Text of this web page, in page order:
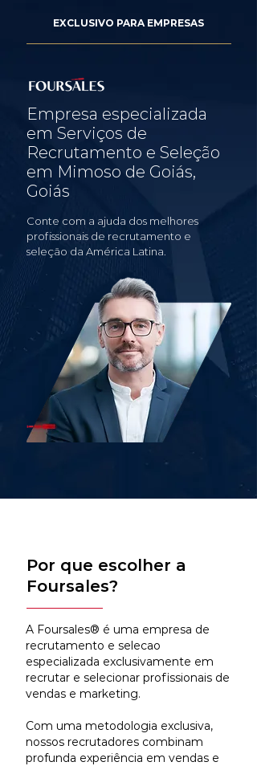
EXCLUSIVO PARA EMPRESAS
Empresa especializada
em Serviços de
Recrutamento e Seleção
em Mimoso de Goiás,
Goiás
Conte com a ajuda dos melhores
profissionais de recrutamento e
seleção da América Latina.
Por que escolher a
Foursales?
A Foursales® é uma empresa de
recrutamento e selecao
especializada exclusivamente em
recrutar e selecionar profissionais de
vendas e marketing.
Com uma metodologia exclusiva,
nossos recrutadores combinam
profunda experiência em vendas e